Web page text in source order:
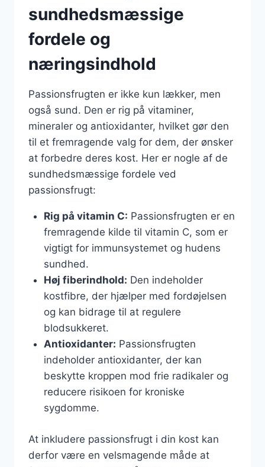
sundhedsmæssige
fordele og
næringsindhold
Passionsfrugten er ikke kun lækker, men
også sund. Den er rig på vitaminer,
mineraler og antioxidanter, hvilket gør den
til et fremragende valg for dem, der ønsker
at forbedre deres kost. Her er nogle af de
sundhedsmæssige fordele ved
passionsfrugt:
Rig på vitamin C: Passionsfrugten er en
fremragende kilde til vitamin C, som er
vigtigt for immunsystemet og hudens
sundhed.
Høj fiberindhold: Den indeholder
kostfibre, der hjælper med fordøjelsen
og kan bidrage til at regulere
blodsukkeret.
Antioxidanter: Passionsfrugten
indeholder antioxidanter, der kan
beskytte kroppen mod frie radikaler og
reducere risikoen for kroniske
sygdomme.
At inkludere passionsfrugt i din kost kan
derfor være en velsmagende måde at